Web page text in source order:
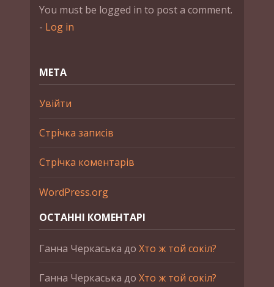
You must be logged in to post a comment.
- Log in
МЕТА
Увійти
Стрічка записів
Стрічка коментарів
WordPress.org
ОСТАННІ КОМЕНТАРІ
Ганна Черкаська до Хто ж той сокіл?
Ганна Черкаська до Хто ж той сокіл?